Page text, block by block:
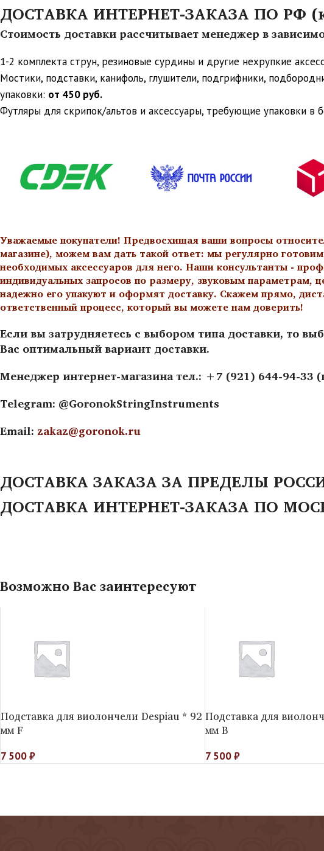
ДОСТАВКА ИНТЕРНЕТ-ЗАКАЗА ПО РФ
Стоимость доставки рассчитывает менеджер в
1-2 комплекта струн, резиновые сурдины и другие нехрупкие
Мостики, подставки, канифоль, глушители, подгрифники,
упаковки: от 450 руб.
Футляры для скрипок/альтов и аксессуары, требующие упаковки в
Уважаемые покупатели! Предвосхищая ваши вопросы
магазине), можем вам дать такой ответ: мы регулярно
необходимых аксессуаров для него. Наши консультанты -
индивидуальных запросов по размеру, звуковым
надежно его упакуют и оформят доставку. Скажем прямо,
ответственный процесс, который вы можете нам доверить!
Если вы затрудняетесь с выбором типа доставки, то
Вас оптимальный вариант доставки.
Менеджер интернет-магазина тел.: +7 (921) 644-94-33
Telegram: @GoronokStringInstruments
Email: zakaz@goronok.ru
ДОСТАВКА ЗАКАЗА ЗА ПРЕДЕЛЫ
ДОСТАВКА ИНТЕРНЕТ-ЗАКАЗА ПО
Возможно Вас заинтересуют
Подставка для виолончели Despiau * 92
мм F
7 500₽
Подставка для
мм B
7 500₽